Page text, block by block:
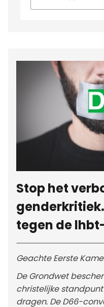
Stop het
tegen de
Geachte Eerste
De Grondwet
christelijke
dragen. De D66-